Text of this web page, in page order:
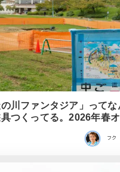
川ファンタジア」って
つくってる。2026年春
フク